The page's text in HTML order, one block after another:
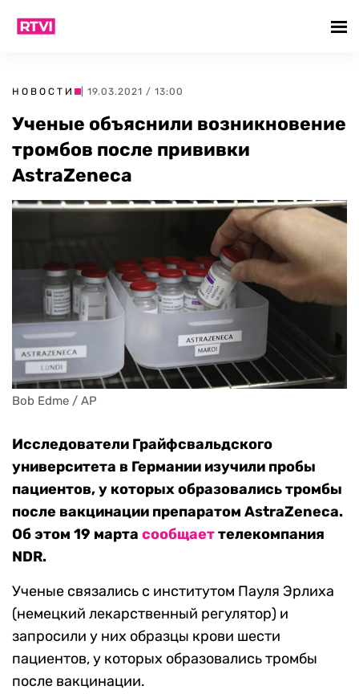
НОВОСТИ | 19.03.2021 / 13:00
Ученые объяснили возникновение
тромбов после прививки
AstraZeneca
Bob Edme / AP
Исследователи Грайфсвальдского
университета в Германии изучили пробы
пациентов, у которых образовались тромбы
после вакцинации препаратом AstraZeneca.
Об этом 19 марта сообщаеттелекомпания
NDR.
Ученые связались с институтом Пауля Эрлиха
(немецкий лекарственный регулятор) и
запросили у них образцы крови шести
пациентов, у которых образовались тромбы
после вакцинации.